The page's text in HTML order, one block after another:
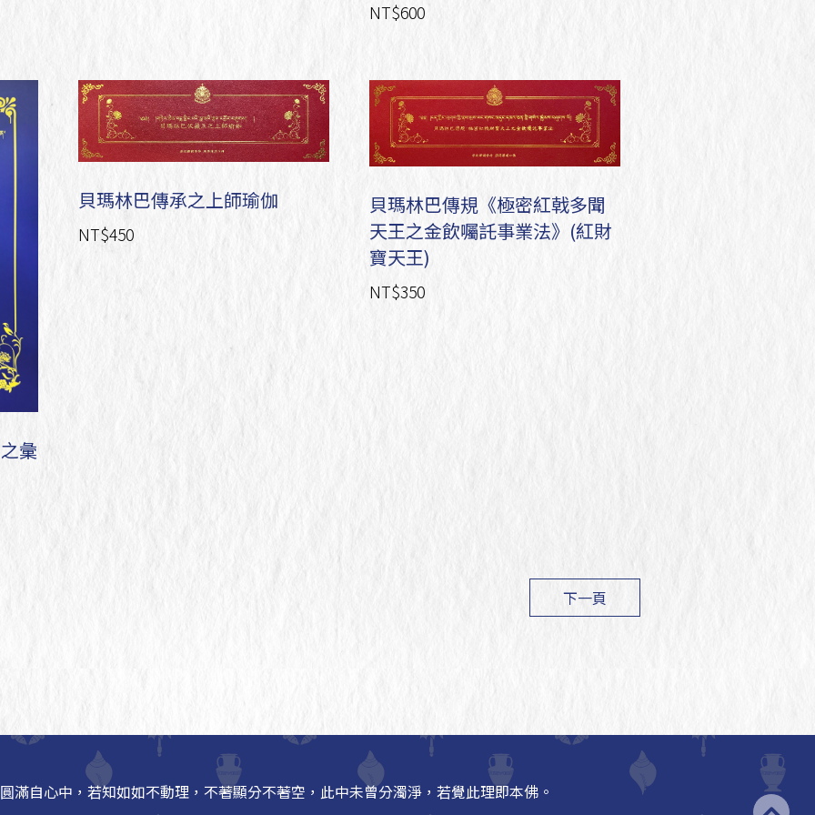
NT$600
彙
貝瑪林巴傳承之上師瑜伽
NT$450
貝瑪林巴傳規《極密紅戟多聞
天王之金飲囑託事業法》(紅財
寶天王)
NT$350
下一頁
滿自心中，若知如如不動理，不著顯分不著空，此中未曾分濁淨，若覺此理即本佛。